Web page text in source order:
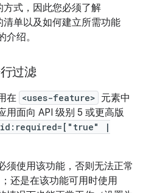
式，因此您必须了解
单以及如何建立所需功能
绍。
过滤
在 <uses-feature> 元素中
用面向 API 级别 5 或更高版
|
须使用该功能，否则无法正常
还是在该功能可用时使用